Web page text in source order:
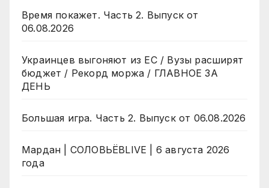
Время покажет. Часть 2. Выпуск от
06.08.2026
Украинцев выгоняют из ЕС / Вузы расширят
бюджет / Рекорд моржа / ГЛАВНОЕ ЗА
ДЕНЬ
Большая игра. Часть 2. Выпуск от 06.08.2026
Мардан | СОЛОВЬЁВLIVE | 6 августа 2026
года